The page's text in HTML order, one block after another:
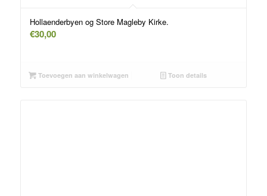
Hollaenderbyen og Store Magleby Kirke.
€30,00
Toevoegen aan winkelwagen Toon details